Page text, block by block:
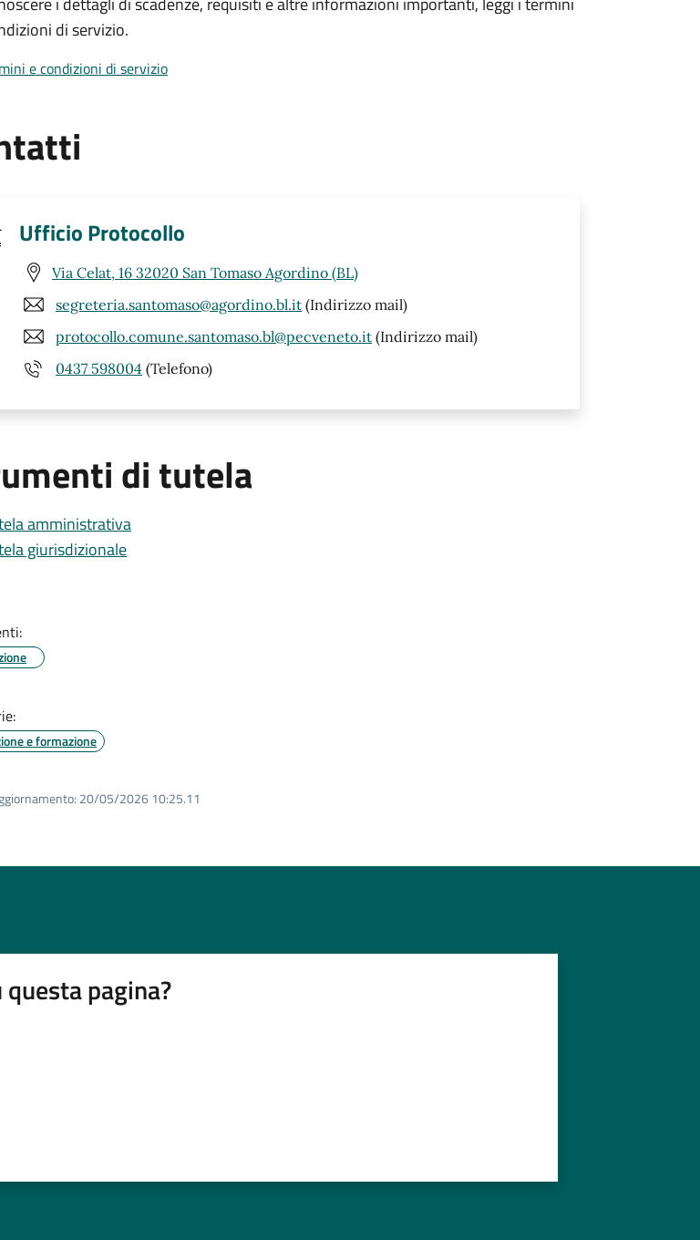
di servizio.
e condizioni di servizio
Ufficio Protocollo
Via Celat, 16 32020 San Tomaso Agordino (BL)
segreteria.santomaso@agordino.bl.it (Indirizzo mail)
protocollo.comune.santomaso.bl@pecveneto.it (Indirizzo mail)
0437 598004 (Telefono)
di tutela
amministrativa
giurisdizionale
e formazione
20/05/2026 10:25.11
pagina?